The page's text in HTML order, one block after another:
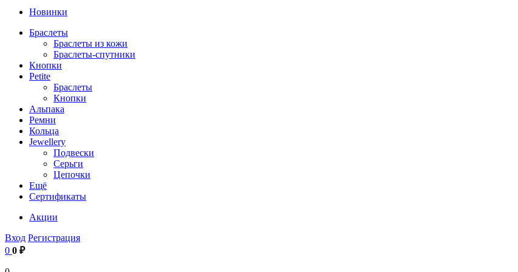
Новинки
Браслеты
Браслеты из кожи
Браслеты-спутники
Кнопки
Petite
Браслеты
Кнопки
Альпака
Ремни
Кольца
Jewellery
Подвески
Серьги
Цепочки
Ещё
Сертификаты
Акции
Вход Регистрация
0 0 ₽